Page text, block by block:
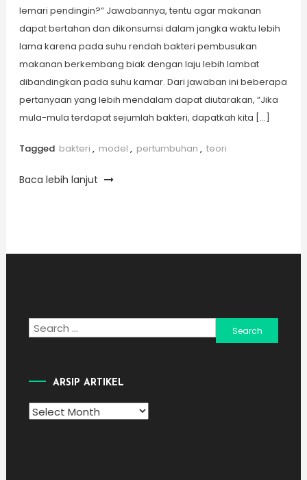
lemari pendingin?” Jawabannya, tentu agar makanan
dapat bertahan dan dikonsumsi dalam jangka waktu lebih
lama karena pada suhu rendah bakteri pembusukan
makanan berkembang biak dengan laju lebih lambat
dibandingkan pada suhu kamar. Dari jawaban ini beberapa
pertanyaan yang lebih mendalam dapat diutarakan, “Jika
mula-mula terdapat sejumlah bakteri, dapatkah kita […]
Tagged bakteri , model , pertumbuhan , teori
Baca lebih lanjut
Search
for:
ARSIP ARTIKEL
Arsip